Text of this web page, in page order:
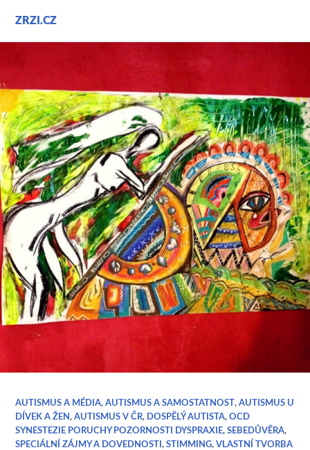
obsahu
ZRZI.CZ
AUTISMUS A MÉDIA,AUTISMUS A SAMOSTATNOST,AUTISMUS U
DÍVEK A ŽEN,AUTISMUS V ČR, DOSPĚLÝ AUTISTA,OCD
SYNESTEZIE PORUCHY POZORNOSTI DYSPRAXIE,SEBEDŮVĚRA,
SPECIÁLNÍ ZÁJMY A DOVEDNOSTI,STIMMING,VLASTNÍ TVORBA